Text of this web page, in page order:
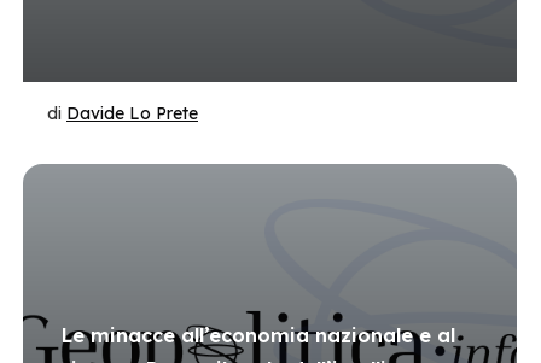
di Davide Lo Prete
Le minacce all’economia nazionale e al